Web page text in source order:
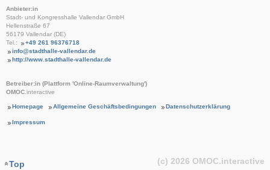
Anbieter:in
Stadt- und Kongresshalle Vallendar GmbH
Hellenstraße 67
56179 Vallendar (DE)
Tel.:
+49 261 96376718
info@stadthalle-vallendar.de
http://www.stadthalle-vallendar.de
Betreiber:in (Plattform 'Online-Raumverwaltung')
OMOC.interactive
Homepage Allgemeine Geschäftsbedingungen Datenschutzerklärung
Impressum
Top (c) 2026 OMOC.interactive